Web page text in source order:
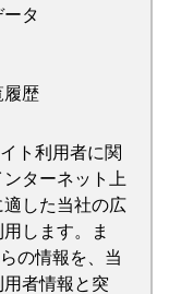
タ
履歴
ト利用者に関
ターネット上
した当社の広
します。ま
の情報を、当
者情報と突